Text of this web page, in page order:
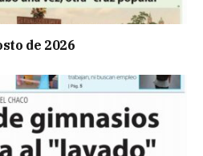
de 2026